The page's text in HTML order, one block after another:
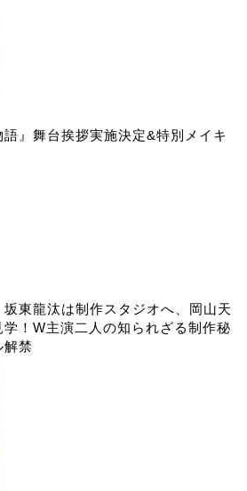
語』舞台挨拶実施決定&特別メイキ
東龍汰は制作スタジオへ、岡山天
！W主演二人の知られざる制作秘
解禁